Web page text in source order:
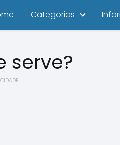
Categorias
serve?